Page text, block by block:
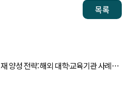
목록
양성 전략: 해외 대학·교육기관 사례와